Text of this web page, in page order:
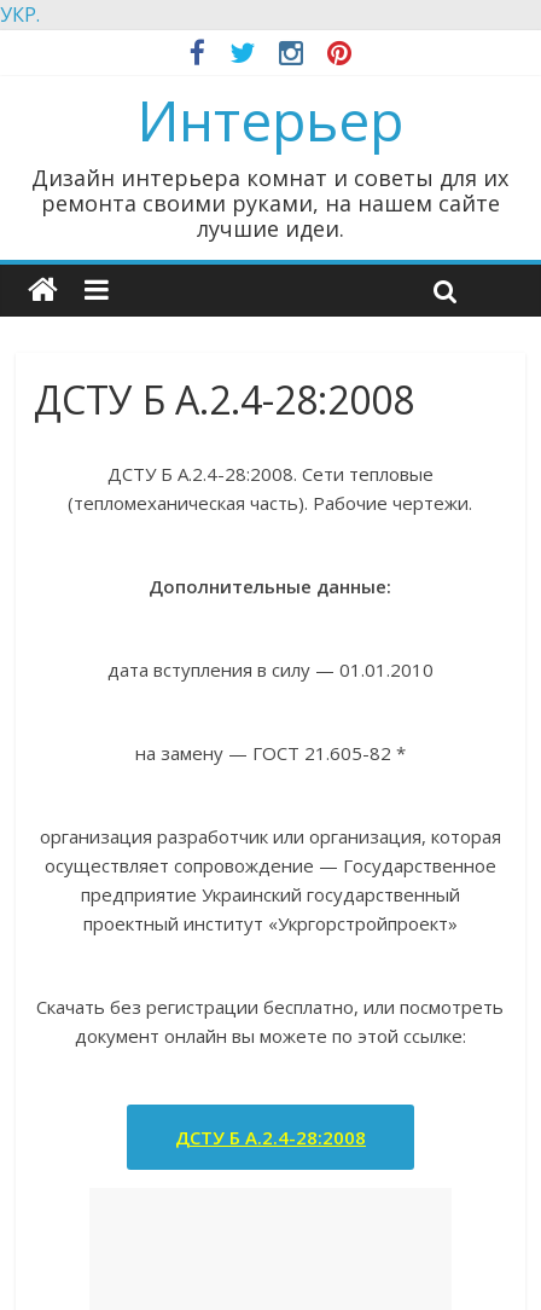
УКР.
Интерьер
Дизайн интерьера комнат и советы для их
ремонта своими руками, на нашем сайте
лучшие идеи.
ДСТУ Б А.2.4-28:2008
ДСТУ Б А.2.4-28:2008. Сети тепловые
(тепломеханическая часть). Рабочие чертежи.
Дополнительные данные:
дата вступления в силу — 01.01.2010
на замену — ГОСТ 21.605-82 *
организация разработчик или организация, которая
осуществляет сопровождение — Государственное
предприятие Украинский государственный
проектный институт «Укргорстройпроект»
Скачать без регистрации бесплатно, или посмотреть
документ онлайн вы можете по этой ссылке:
ДСТУ Б А.2.4-28:2008